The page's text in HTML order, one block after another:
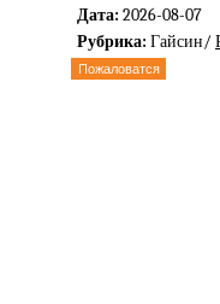
Дата: 2026-08-07
Рубрика: Гайсин/
Пожаловатся